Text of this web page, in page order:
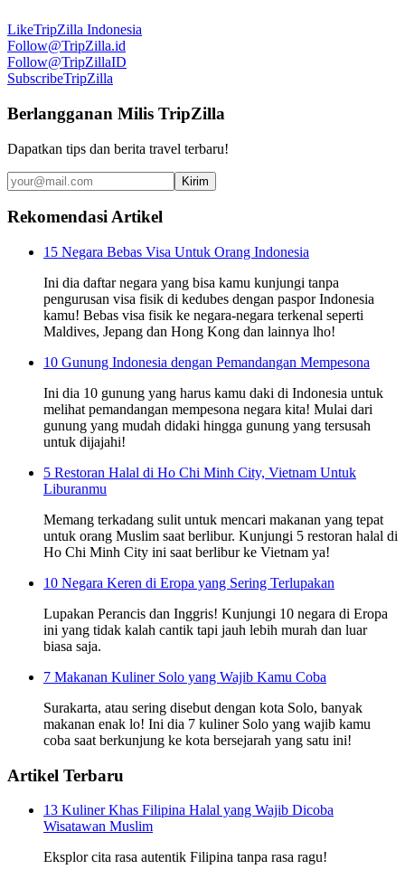
LikeTripZilla Indonesia
Follow@TripZilla.id
Follow@TripZillaID
SubscribeTripZilla
Berlangganan Milis TripZilla
Dapatkan tips dan berita travel terbaru!
Kirim
Rekomendasi Artikel
15 Negara Bebas Visa Untuk Orang Indonesia
Ini dia daftar negara yang bisa kamu kunjungi tanpa
pengurusan visa fisik di kedubes dengan paspor Indonesia
kamu! Bebas visa fisik ke negara-negara terkenal seperti
Maldives, Jepang dan Hong Kong dan lainnya lho!
10 Gunung Indonesia dengan Pemandangan Mempesona
Ini dia 10 gunung yang harus kamu daki di Indonesia untuk
melihat pemandangan mempesona negara kita! Mulai dari
gunung yang mudah didaki hingga gunung yang tersusah
untuk dijajahi!
5 Restoran Halal di Ho Chi Minh City, Vietnam Untuk
Liburanmu
Memang terkadang sulit untuk mencari makanan yang tepat
untuk orang Muslim saat berlibur. Kunjungi 5 restoran halal di
Ho Chi Minh City ini saat berlibur ke Vietnam ya!
10 Negara Keren di Eropa yang Sering Terlupakan
Lupakan Perancis dan Inggris! Kunjungi 10 negara di Eropa
ini yang tidak kalah cantik tapi jauh lebih murah dan luar
biasa saja.
7 Makanan Kuliner Solo yang Wajib Kamu Coba
Surakarta, atau sering disebut dengan kota Solo, banyak
makanan enak lo! Ini dia 7 kuliner Solo yang wajib kamu
coba saat berkunjung ke kota bersejarah yang satu ini!
Artikel Terbaru
13 Kuliner Khas Filipina Halal yang Wajib Dicoba
Wisatawan Muslim
Eksplor cita rasa autentik Filipina tanpa rasa ragu!